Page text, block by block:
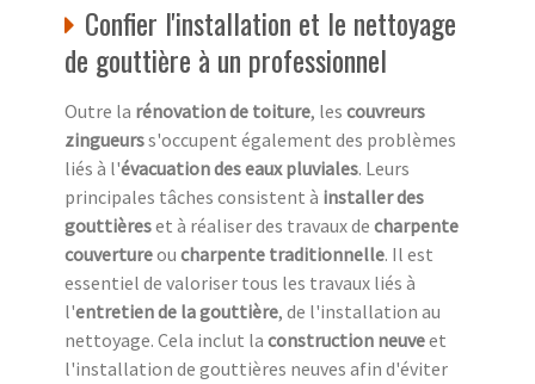
Confier l'installation et le nettoyage
de gouttière à un professionnel
Outre la rénovation de toiture, les couvreurs
zingueurss'occupent également des problèmes
liés à l'évacuation des eaux pluviales. Leurs
principales tâches consistent à installer des
gouttièreset à réaliser des travaux de charpente
couvertureou charpente traditionnelle. Il est
essentiel de valoriser tous les travaux liés à
l'entretien de la gouttière, de l'installation au
nettoyage. Cela inclut la construction neuveet
l'installation de gouttières neuves afin d'éviter